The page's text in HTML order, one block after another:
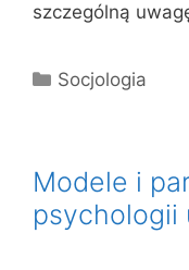
szczególną
Kategorie
Socjologia
Modele i
psychologii